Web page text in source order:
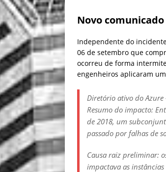
Novo
Independente do
06 de setembro que
ocorreu de forma
engenheiros aplicaram
Diretório ativo do Azure
Resumo do impacto:
de 2018, um
passado por falhas de
Causa raiz preliminar:
impactava as